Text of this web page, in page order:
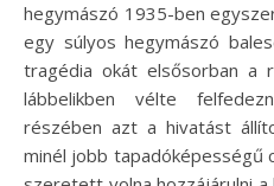
hegymászó 1935-ben
egy súlyos hegymászó
tragédia okát elsősorban a
lábbelikben vélte
részében azt a hivatást
minél jobb tapadóképességű